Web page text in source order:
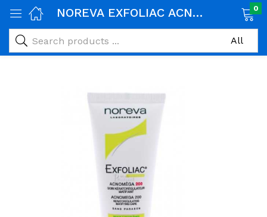
alimentaires)
NOREVA EXFOLIAC ACNOMEGA 200 KERATOREGULATEUR MATIFIANT 30ML 0